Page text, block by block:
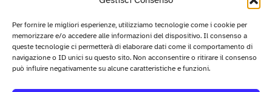
Per fornire le migliori esperienze, utilizziamo tecnologie come i cookie per
memorizzare e/o accedere alle informazioni del dispositivo. Il consenso a
queste tecnologie ci permetterà di elaborare dati come il comportamento di
navigazione o ID unici su questo sito. Non acconsentire o ritirare il consenso
può influire negativamente su alcune caratteristiche e funzioni.